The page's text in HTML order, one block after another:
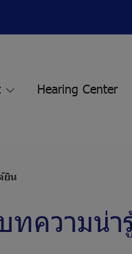
Hearing Center
ยิน
ทความน่า